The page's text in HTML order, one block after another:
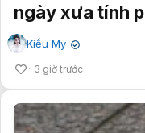
ngày xưa tính
Kiều My ✔
3 giờ trước